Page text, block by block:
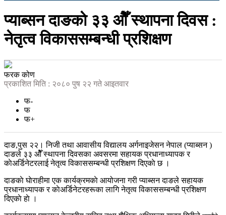
प्याब्सन दाङकाे ३३ ओैँ स्थापना दिवस :
नेतृत्व विकाससम्बन्धी प्रशिक्षण
फरक कोण
प्रकाशित मिति : २०८० पुष २२ गते आइतवार
फ-
फ
फ+
दाङ,पुस २२। निजी तथा आवासीय विद्यालय अर्गनाइजेसन नेपाल (प्याब्सन )
दाङले ३३ ओैँ स्थापना दिवसका अवसरमा सहायक प्रधानाध्यापक र
काेअर्डिनेटरलाई नेतृत्व विकाससम्बन्धी प्रशिक्षण दिएकाे छ ।
दाङकाे घाेराहीमा एक कार्यक्रमकाे आयोजना गरी प्याब्सन दाङले सहायक
प्रधानाध्यापक र काेअर्डिनेटरहरूका लागि नेतृत्व विकाससम्बन्धी प्रशिक्षण
दिएकाे हाे ।